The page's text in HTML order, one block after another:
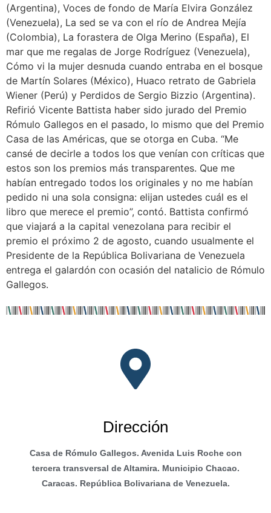
(Argentina), Voces de fondo de María Elvira González
(Venezuela), La sed se va con el río de Andrea Mejía
(Colombia), La forastera de Olga Merino (España), El
mar que me regalas de Jorge Rodríguez (Venezuela),
Cómo vi la mujer desnuda cuando entraba en el bosque
de Martín Solares (México), Huaco retrato de Gabriela
Wiener (Perú) y Perdidos de Sergio Bizzio (Argentina).
Refirió Vicente Battista haber sido jurado del Premio
Rómulo Gallegos en el pasado, lo mismo que del Premio
Casa de las Américas, que se otorga en Cuba. “Me
cansé de decirle a todos los que venían con críticas que
estos son los premios más transparentes. Que me
habían entregado todos los originales y no me habían
pedido ni una sola consigna: elijan ustedes cuál es el
libro que merece el premio”, contó. Battista confirmó
que viajará a la capital venezolana para recibir el
premio el próximo 2 de agosto, cuando usualmente el
Presidente de la República Bolivariana de Venezuela
entrega el galardón con ocasión del natalicio de Rómulo
Gallegos.
Dirección
Casa de Rómulo Gallegos. Avenida Luis Roche con
tercera transversal de Altamira. Municipio Chacao.
Caracas. República Bolivariana de Venezuela.